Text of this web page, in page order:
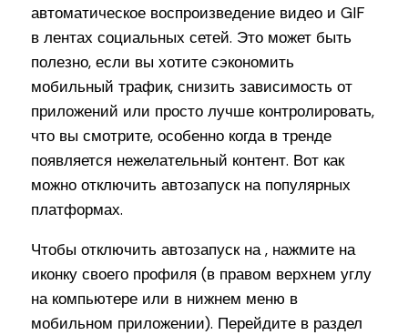
автоматическое воспроизведение видео и GIF
в лентах социальных сетей. Это может быть
полезно, если вы хотите сэкономить
мобильный трафик, снизить зависимость от
приложений или просто лучше контролировать,
что вы смотрите, особенно когда в тренде
появляется нежелательный контент. Вот как
можно отключить автозапуск на популярных
платформах.
Чтобы отключить автозапуск на , нажмите на
иконку своего профиля (в правом верхнем углу
на компьютере или в нижнем меню в
мобильном приложении). Перейдите в раздел